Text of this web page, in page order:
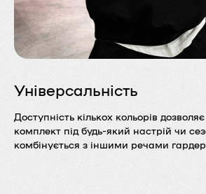
Універсальність
Доступність кількох кольорів
комплект під будь-який настрій чи
комбінується з іншими речами